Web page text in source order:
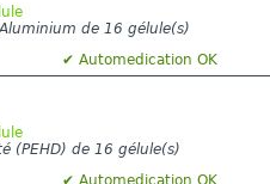
de 16 gélule(s)
✔ Automedication OK
(PEHD) de 16 gélule(s)
✔ Automedication OK